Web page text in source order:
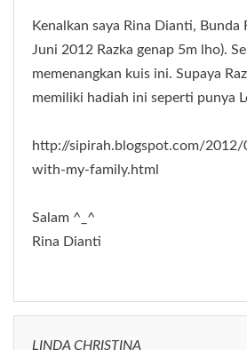
Kenalkan saya Rina Dianti, Bunda
Juni 2012 Razka genap 5m lho).
memenangkan kuis ini. Supaya
memiliki hadiah ini seperti punya
http://sipirah.blogspot.com/
with-my-family.html
Salam ^_^
Rina Dianti
LINDA CHRISTINA